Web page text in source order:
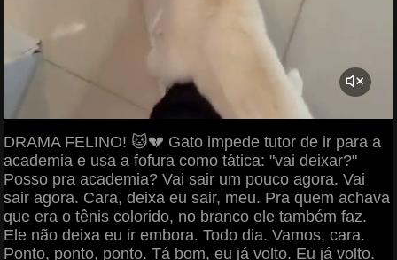
DRAMA FELINO! 🐱💔 Gato impede tutor de ir para a
academia e usa a fofura como tática: "vai deixar?"
Posso pra academia? Vai sair um pouco agora. Vai
sair agora. Cara, deixa eu sair, meu. Pra quem achava
que era o tênis colorido, no branco ele também faz.
Ele não deixa eu ir embora. Todo dia. Vamos, cara.
Ponto, ponto, ponto. Tá bom, eu já volto. Eu já volto.